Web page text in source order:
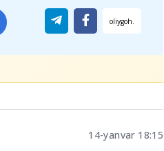
14-yanvar 18:15